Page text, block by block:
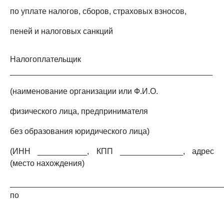
по уплате налогов, сборов, страховых взносов,
пеней и налоговых санкций
Налогоплательщик
(наименование организации или Ф.И.О.
физического лица, предпринимателя
без образования юридического лица)
(ИНН ___________, КПП ______________, адрес
(место нахождения)
по